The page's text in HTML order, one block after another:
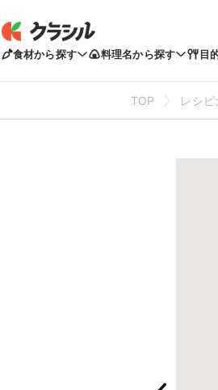
食材から探す 料理名から探す 目
TOP レシピ